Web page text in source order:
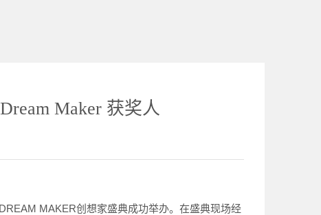
Maker 获奖人
MAKER创想家盛典成功举办。在盛典现场经